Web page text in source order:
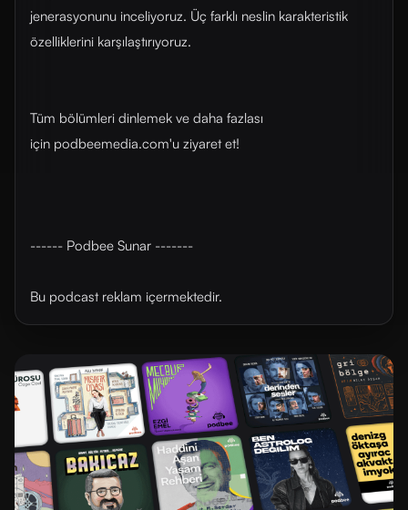
jenerasyonunu inceliyoruz. Üç farklı neslin karakteristik
özelliklerini karşılaştırıyoruz.
Tüm bölümleri dinlemek ve daha fazlası
için ⁠⁠⁠⁠podbeemedia.com⁠⁠⁠⁠'u ziyaret et!
------ Podbee Sunar -------
Bu podcast reklam içermektedir.